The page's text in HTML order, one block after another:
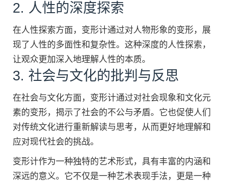
2. 人性的深度探索
在人性探索方面，变形计通过对人物形象的变形，展
现了人性的多面性和复杂性。这种深度的人性探索，
让观众更加深入地理解人性的本质。
3. 社会与文化的批判与反思
在社会与文化方面，变形计通过对社会现象和文化元
素的变形，揭示了社会的不公与矛盾。它也促使人们
对传统文化进行重新解读与思考，从而更好地理解和
应对现代社会的挑战。
变形计作为一种独特的艺术形式，具有丰富的内涵和
深远的意义。它不仅是一种艺术表现手法，更是一种